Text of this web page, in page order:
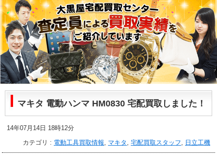
マキタ 電動ハンマ HM0830 宅配買取しました！
14年07月14日 18時12分
カテゴリ : 電動工具買取情報, マキタ , 宅配買取スタッフ, 日立工機